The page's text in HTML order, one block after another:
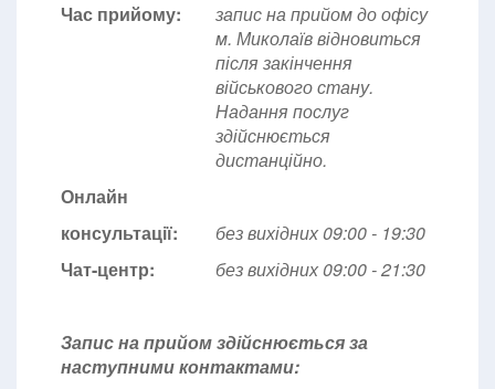
Час прийому:
запис на прийом до офісу
м. Миколаїв відновиться
після закінчення
військового стану.
Надання послуг
здійснюється
дистанційно.
Онлайн
консультації:
без вихідних 09:00 - 19:30
Чат-центр:
без вихідних 09:00 - 21:30
Запис на прийом здійснюється за
наступними контактами: